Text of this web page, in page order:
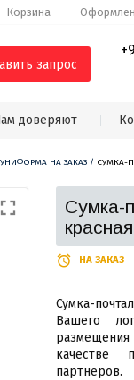
Корзина
запрос
доверяют
УНИФОРМА НА ЗАКАЗ / СУМКА-
Сумка-
НА ЗАКАЗ
Сумка-
Вашего
качестве
партнеров.